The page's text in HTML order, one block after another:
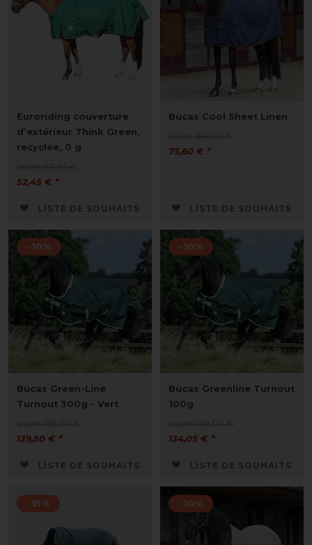
Euroriding couverture
d’extérieur Think Green,
recyclée, 0 g
52,45 € *
LISTE DE SOUHAITS
Bucas Cool Sheet Linen
75,60 € *
LISTE DE SOUHAITS
-10%
Bucas Green-Line
Turnout 300g - Vert
139,50 € *
LISTE DE SOUHAITS
-10%
Bucas Greenline Turnout
100g
134,05 € *
LISTE DE SOUHAITS
-15% -10%